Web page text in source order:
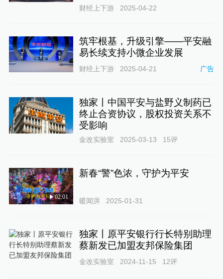
财经上下游 2025-04-22
筑牢根基，升级引擎——平安融
易长续支持小微企业发展
财经上下游 2025-04-21 广告
独家丨中国平安与盐野义制药已
终止合资协议，股权投资关系不
受影响
金改实验室 2025-03-13 15评
02:01
新春“警”色浓，守护为平安
暖闻湃 2025-01-31
独家丨原平安银行行长特别助理
蔡新发已加盟友邦保险集团
金改实验室 2024-11-15 12评